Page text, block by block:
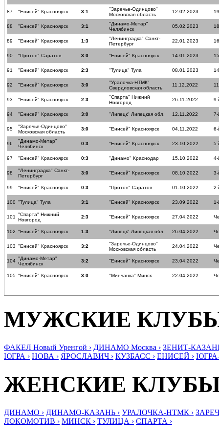
87 "Енисей" Красноярск 3:1
"Заречье-Одинцово"
Московская область
12.02.2023
88 "Енисей" Красноярск 3:1
"Динамо-Метар"
Челябинск
05.02.2023
89 "Енисей" Красноярск 1:3
"Ленинградка" Санкт-
Петербург
22.01.2023
90 "Протон" Саратов 3:0 "Енисей" Красноярск 14.01.2023
91 "Енисей" Красноярск 2:3 "Тулица" Тула 08.01.2023
92 "Енисей" Красноярск 3:0
"Уралочка-НТМК"
Свердловская область
11.12.2022
93 "Енисей" Красноярск 2:3
"Спарта" Нижний
Новгород
26.11.2022 9-
94 "Енисей" Красноярск 3:0 "Липецк" Липецкая обл. 12.11.2022 7-
95
"Заречье-Одинцово"
Московская область
3:0 "Енисей" Красноярск 04.11.2022 6-
96
"Динамо-Метар"
Челябинск
0:3 "Енисей" Красноярск 23.10.2022 5-
97 "Енисей" Красноярск 0:3 "Динамо" Краснодар 15.10.2022 4-
98
"Ленинградка" Санкт-
Петербург
3:0 "Енисей" Красноярск 08.10.2022 3-
99 "Енисей" Красноярск 0:3 "Протон" Саратов 01.10.2022 2-
100 "Тулица" Тула 3:1 "Енисей" Красноярск 23.09.2022
101
"Спарта" Нижний
Новгород
2:3 "Енисей" Красноярск 27.04.2022
102 "Енисей" Красноярск 1:3 "Липецк" Липецкая обл. 26.04.2022
103 "Енисей" Красноярск 3:2
"Заречье-Одинцово"
Московская область
24.04.2022
104 "Динамо-Метар"
Челябинск
3:2 "Енисей" Красноярск 23.04.2022
105 "Енисей" Красноярск 3:0 "Минчанка" Минск 22.04.2022
МУЖСКИЕ
ФАКЕЛ Новый Уренгой › ДИНАМО Москва › ЗЕНИТ-
ЮГРА › НОВА › ЯРОСЛАВИЧ › КУЗБАСС › ЕНИСЕЙ ›
ЖЕНСКИЕ
ДИНАМО › ДИНАМО-КАЗАНЬ › УРАЛОЧКА-НТМК ›
ЛОКОМОТИВ › МИНСК › ТУЛИЦА › СПАРТА ›